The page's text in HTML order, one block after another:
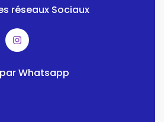
réseaux Sociaux
Whatsapp